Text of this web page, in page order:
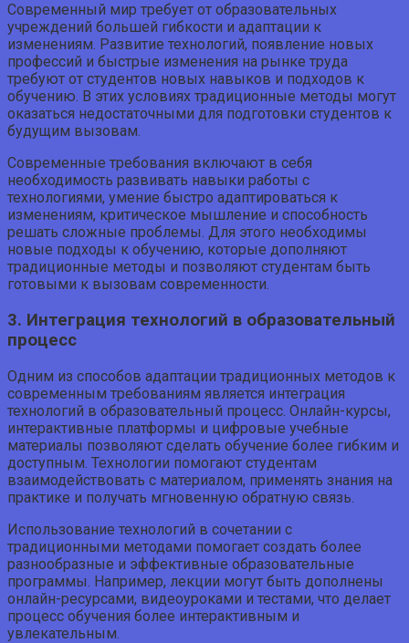
Современный мир требует от образовательных
учреждений большей гибкости и адаптации к
изменениям. Развитие технологий, появление новых
профессий и быстрые изменения на рынке труда
требуют от студентов новых навыков и подходов к
обучению. В этих условиях традиционные методы могут
оказаться недостаточными для подготовки студентов к
будущим вызовам.
Современные требования включают в себя
необходимость развивать навыки работы с
технологиями, умение быстро адаптироваться к
изменениям, критическое мышление и способность
решать сложные проблемы. Для этого необходимы
новые подходы к обучению, которые дополняют
традиционные методы и позволяют студентам быть
готовыми к вызовам современности.
3. Интеграция технологий в образовательный
процесс
Одним из способов адаптации традиционных методов к
современным требованиям является интеграция
технологий в образовательный процесс. Онлайн-курсы,
интерактивные платформы и цифровые учебные
материалы позволяют сделать обучение более гибким и
доступным. Технологии помогают студентам
взаимодействовать с материалом, применять знания на
практике и получать мгновенную обратную связь.
Использование технологий в сочетании с
традиционными методами помогает создать более
разнообразные и эффективные образовательные
программы. Например, лекции могут быть дополнены
онлайн-ресурсами, видеоуроками и тестами, что делает
процесс обучения более интерактивным и
увлекательным.